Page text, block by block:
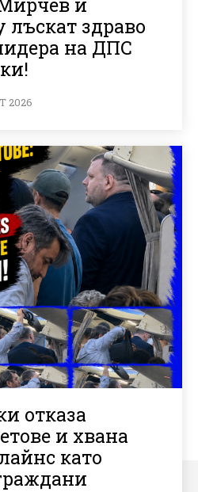
и
лъскат здраво
на ДПС
2026
отказа
и хвана
като